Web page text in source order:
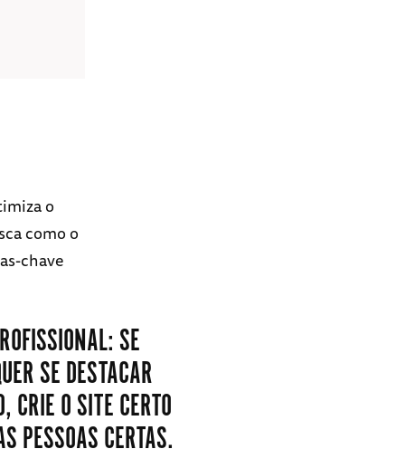
o
como o
chave
SE
SE DESTACAR
CRIE O SITE CERTO
PESSOAS CERTAS.